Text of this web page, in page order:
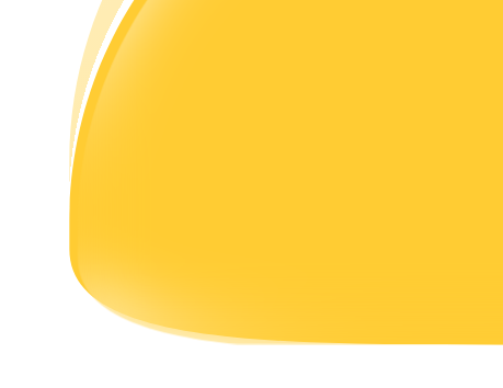
Lär dig hur du håller dig lönsam